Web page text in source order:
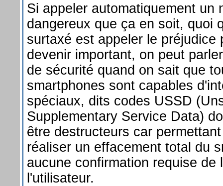
Si appeler automatiquement un
dangereux que ça en soit, quoi
surtaxé est appeler le préjudice
devenir important, on peut
de sécurité quand on sait que
smartphones sont capables
spéciaux, dits codes USSD
Supplementary Service Data)
être destructeurs car
réaliser un effacement total du
aucune confirmation requise de
l'utilisateur.